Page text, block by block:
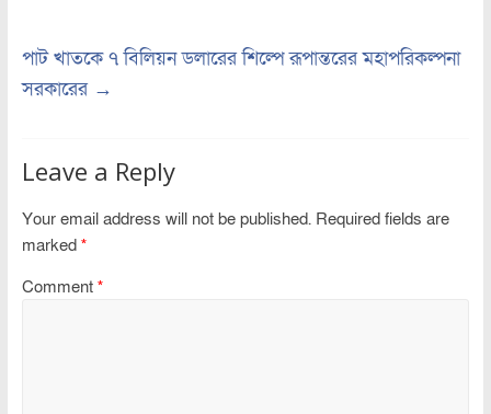
পাট খাতকে ৭ বিলিয়ন ডলারের শিল্পে রূপান্তরের মহাপরিকল্পনা
সরকারের →
Leave a Reply
Your email address will not be published. Required fields are
marked *
Comment *